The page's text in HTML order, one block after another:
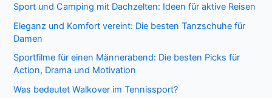
c
h
Sport und Camping mit Dachzelten: Ideen für aktive Reisen
Eleganz und Komfort vereint: Die besten Tanzschuhe für
Damen
Sportfilme für einen Männerabend: Die besten Picks für
Action, Drama und Motivation
Was bedeutet Walkover im Tennissport?